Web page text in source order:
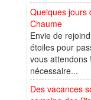
Quelques jours
Chaume
Envie de
étoiles pour
vous attendons
nécessaire...
Des vacances